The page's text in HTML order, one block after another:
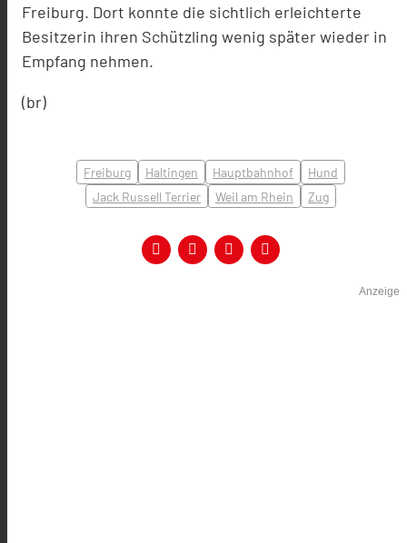
Freiburg. Dort konnte die sichtlich erleichterte
Besitzerin ihren Schützling wenig später wieder in
Empfang nehmen.
(br)
Freiburg Haltingen Hauptbahnhof
Hund
Jack Russell Terrier
Weil am Rhein Zug
Anzeige